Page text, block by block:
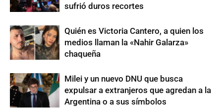
sufrió duros recortes
Quién es Victoria Cantero, a quien los
medios llaman la «Nahir Galarza»
chaqueña
Milei y un nuevo DNU que busca
expulsar a extranjeros que agredan a la
Argentina o a sus símbolos